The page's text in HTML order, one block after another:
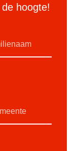
hoogte!